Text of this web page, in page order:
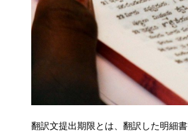
翻訳文提出期限とは、翻訳した明細